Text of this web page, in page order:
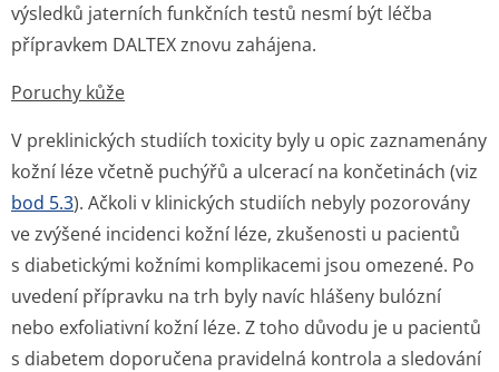
výsledků jaterních funkčních testů nesmí být léčba
přípravkem DALTEX znovu zahájena.
Poruchy kůže
V preklinických studiích toxicity byly u opic zaznamenány
kožní léze včetně puchýřů a ulcerací na končetinách (viz
bod 5.3). Ačkoli v klinických studiích nebyly pozorovány
ve zvýšené incidenci kožní léze, zkušenosti u pacientů
s diabetickými kožními komplikacemi jsou omezené. Po
uvedení přípravku na trh byly navíc hlášeny bulózní
nebo exfoliativní kožní léze. Z toho důvodu je u pacientů
s diabetem doporučena pravidelná kontrola a sledování